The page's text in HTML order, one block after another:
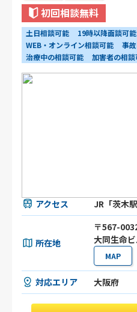
初回相談無料
土日相談可能 19時以降面談可能
WEB・オンライン相談可能
事
治療中の相談可能
加害者の相
アクセス JR「茨木
所在地
〒567-
大同生命
MAP
対応エリア 大阪府